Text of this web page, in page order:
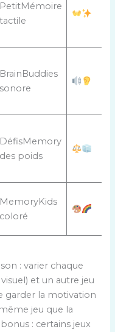
PetitMémoire
tactile
BrainBuddies
sonore
DéfisMemory
des poids
MemoryKids
coloré
: varier chaque
et un autre jeu
garder la motivation
jeu que la
: certains jeux